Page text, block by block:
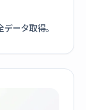
ータ取得。